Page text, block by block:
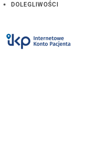
DOLEGLIWOŚCI